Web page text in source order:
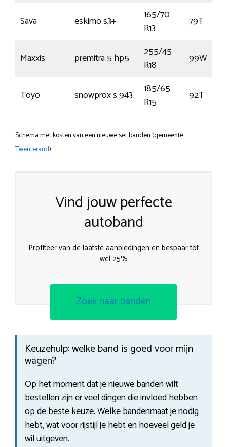
Sava eskimo s3+
165/70
R13
79T
Maxxis premitra 5 hp5
255/45
R18
99W
Toyo snowprox s 943
185/65
R15
92T
Schema met kosten van een nieuwe set banden (gemeente
Twenterand).
Vind jouw perfecte
autoband
Profiteer van de laatste aanbiedingen en bespaar tot
wel 25%
Zoek naar banden
Keuzehulp: welke band is goed voor mijn
wagen?
Op het moment dat je nieuwe banden wilt
bestellen zijn er veel dingen die invloed hebben
op de beste keuze. Welke bandenmaat je nodig
hebt, wat voor rijstijl je hebt en hoeveel geld je
wil uitgeven.